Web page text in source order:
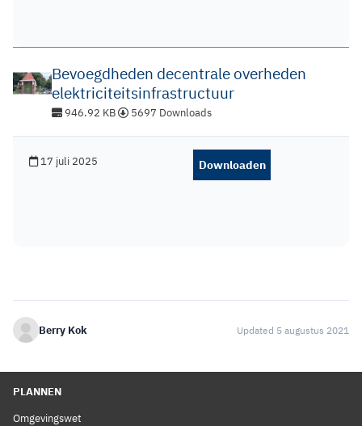
Bevoegdheden decentrale overheden
elektriciteitsinfrastructuur
946.92 KB 5697 Downloads
17 juli 2025 Downloaden
Berry Kok Updated 5 augustus 2021
PLANNEN
Omgevingswet